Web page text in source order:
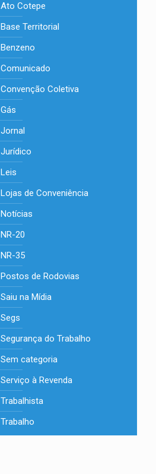
Ato Cotepe
Base Territorial
Benzeno
Comunicado
Convenção Coletiva
Gás
Jornal
Jurídico
Leis
Lojas de Conveniência
Notícias
NR-20
NR-35
Postos de Rodovias
Saiu na Mídia
Segs
Segurança do Trabalho
Sem categoria
Serviço à Revenda
Trabalhista
Trabalho